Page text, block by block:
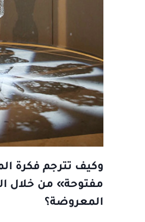
وكيف تترجم فكرة
مفتوحة» من خلال
المعروضة؟